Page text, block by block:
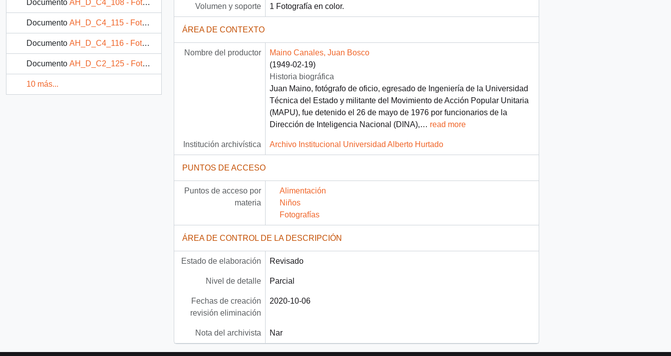
Documento AH_D_C4_108 - Fotografía: Niña comiendo pan y tomando leche
Documento AH_D_C4_115 - Fotografía: Alimentando a niño
Documento AH_D_C4_116 - Fotografía: Niña y mujer preparando comida
Documento AH_D_C2_125 - Fotografía: Niño en brazos tomando mamadera
10 más...
Volumen y soporte 1 Fotografía en color.
ÁREA DE CONTEXTO
Nombre del productor
Maino Canales, Juan Bosco
(1949-02-19)
Historia biográfica
Juan Maino, fotógrafo de oficio, egresado de Ingeniería de la Universidad
Técnica del Estado y militante del Movimiento de Acción Popular Unitaria
(MAPU), fue detenido el 26 de mayo de 1976 por funcionarios de la
Dirección de Inteligencia Nacional (DINA),… read more
Institución archivística Archivo Institucional Universidad Alberto Hurtado
PUNTOS DE ACCESO
Puntos de acceso por
materia
Alimentación
Niños
Fotografías
ÁREA DE CONTROL DE LA DESCRIPCIÓN
Estado de elaboración Revisado
Nivel de detalle Parcial
Fechas de creación
revisión eliminación
2020-10-06
Nota del archivista Nar